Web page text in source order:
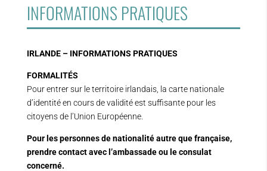
INFORMATIONS PRATIQUES
IRLANDE – INFORMATIONS PRATIQUES
FORMALITÉS
Pour entrer sur le territoire irlandais, la carte nationale
d’identité en cours de validité est suffisante pour les
citoyens de l’Union Européenne.
Pour les personnes de nationalité autre que française,
prendre contact avec l’ambassade ou le consulat
concerné.